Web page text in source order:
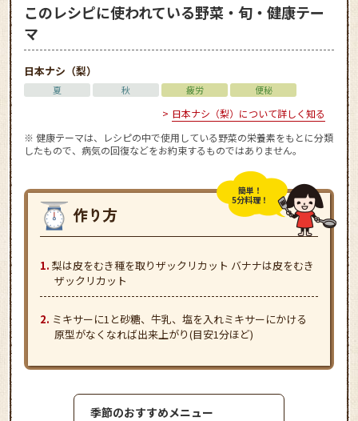
このレシピに使われている野菜・旬・健康テー
マ
日本ナシ（梨）
夏 秋 疲労 便秘
日本ナシ（梨）について詳しく知る
※ 健康テーマは、レシピの中で使用している野菜の栄養素をもとに分類
したもので、病気の回復などをお約束するものではありません。
簡単！
5分料理！
梨は皮をむき種を取りザックリカット バナナは皮をむき
ザックリカット
ミキサーに1と砂糖、牛乳、塩を入れミキサーにかける
原型がなくなれば出来上がり(目安1分ほど)
季節のおすすめメニュー